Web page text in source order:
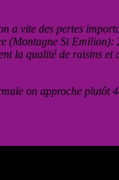
a vite des pertes
(Montagne St Emilion):
la qualité de raisins
on approche plutôt